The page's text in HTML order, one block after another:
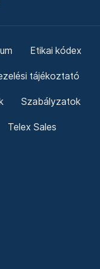
Etikai kódex
tájékoztató
Szabályzatok
Telex Sales